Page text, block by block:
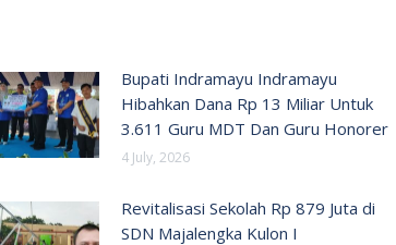
Bupati Indramayu Indramayu
Hibahkan Dana Rp 13 Miliar Untuk
3.611 Guru MDT Dan Guru Honorer
4 July, 2026
Revitalisasi Sekolah Rp 879 Juta di
SDN Majalengka Kulon I